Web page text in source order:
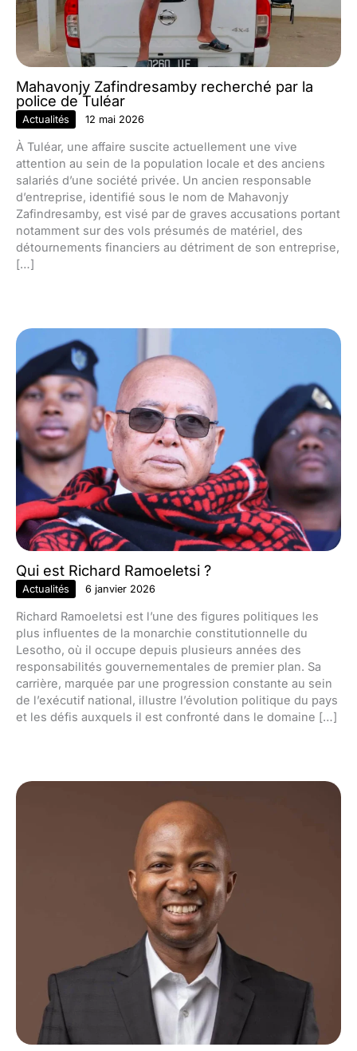
Mahavonjy Zafindresamby recherché par la
police de Tuléar
Actualités 12 mai 2026
À Tuléar, une affaire suscite actuellement une vive
attention au sein de la population locale et des anciens
salariés d’une société privée. Un ancien responsable
d’entreprise, identifié sous le nom de Mahavonjy
Zafindresamby, est visé par de graves accusations portant
notamment sur des vols présumés de matériel, des
détournements financiers au détriment de son entreprise,
[…]
Qui est Richard Ramoeletsi ?
Actualités 6 janvier 2026
Richard Ramoeletsi est l’une des figures politiques les
plus influentes de la monarchie constitutionnelle du
Lesotho, où il occupe depuis plusieurs années des
responsabilités gouvernementales de premier plan. Sa
carrière, marquée par une progression constante au sein
de l’exécutif national, illustre l’évolution politique du pays
et les défis auxquels il est confronté dans le domaine […]